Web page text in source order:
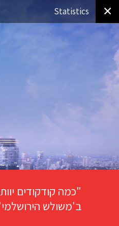
✕
Statistics
"כמה קודקודים
ב'משולש